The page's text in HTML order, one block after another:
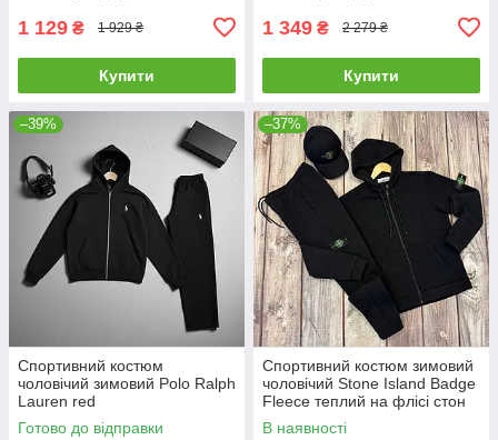
1 129 ₴ 1 929 ₴
Купити
1 349 ₴ 2 279 ₴
Купити
–39%
Спортивний костюм
чоловічий зимовий Polo Ralph
Lauren red
Готово до відправки
–37%
Спортивний костюм зимовий
чоловічий Stone Island Badge
Fleece теплий на флісі стон
айленд чорний
В наявності